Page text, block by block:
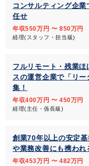
コンサルティング企
任せ
年収550万円 〜 850万円
経理(スタッフ・担当級)
フルリモート・残業
スの運営企業で「リ
集！
年収400万円 〜 450万円
経理(主任・係長級)
創業70年以上の安定
や業務改善にも携われ
年収453万円 〜 482万円